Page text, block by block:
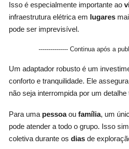
Isso é especialmente importante ao
infraestrutura elétrica em lugares
pode ser imprevisível.
--------------- Continua após a
Um adaptador robusto é um
conforto e tranquilidade. Ele
não seja interrompida por um detalhe
Para uma pessoaou família, um
pode atender a todo o grupo. Isso
coletiva durante os diasde